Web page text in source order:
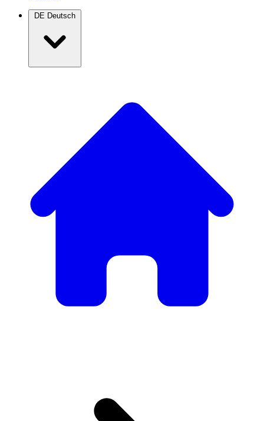
DE Deutsch